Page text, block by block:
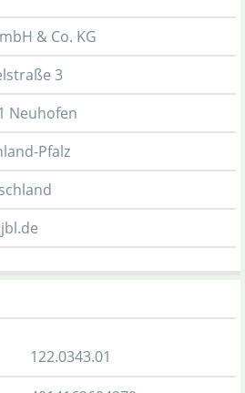
& Co. KG
3
Neuhofen
Pfalz
122.0343.01